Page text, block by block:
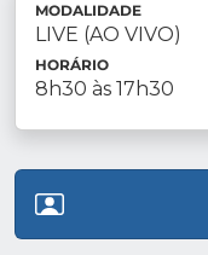
MODALIDADE
LIVE (AO VIVO)
HORÁRIO
8h30 às 17h30